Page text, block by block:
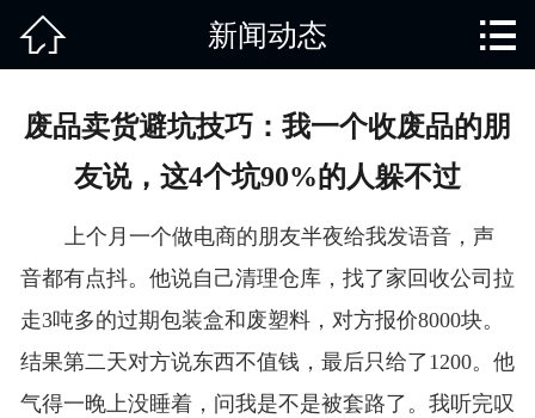
回收范围
服务项目
新闻动态
 新闻动态 
废品卖货避坑技巧：我一个收废品的朋
友说，这4个坑90%的人躲不过
上个月一个做电商的朋友半夜给我发语音，声
音都有点抖。他说自己清理仓库，找了家回收公司拉
走3吨多的过期包装盒和废塑料，对方报价8000块。
结果第二天对方说东西不值钱，最后只给了1200。他
气得一晚上没睡着，问我是不是被套路了。我听完叹